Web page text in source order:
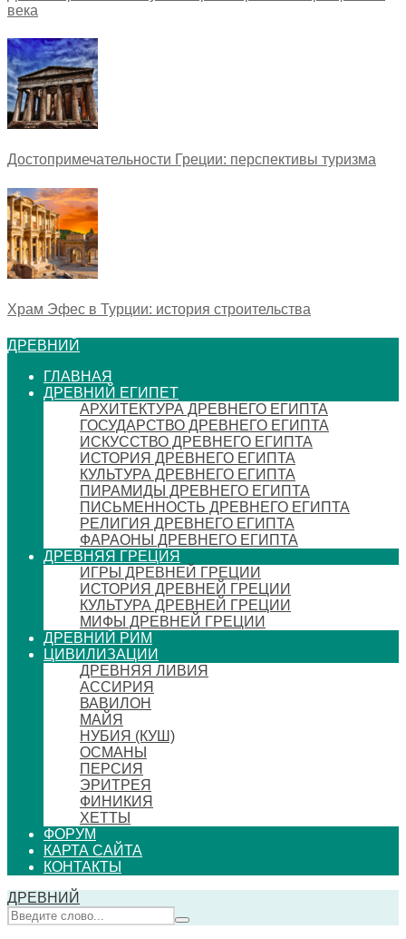
века
Достопримечательности Греции: перспективы туризма
Храм Эфес в Турции: история строительства
ДРЕВНИЙ
ГЛАВНАЯ
ДРЕВНИЙ ЕГИПЕТ
АРХИТЕКТУРА ДРЕВНЕГО ЕГИПТА
ГОСУДАРСТВО ДРЕВНЕГО ЕГИПТА
ИСКУССТВО ДРЕВНЕГО ЕГИПТА
ИСТОРИЯ ДРЕВНЕГО ЕГИПТА
КУЛЬТУРА ДРЕВНЕГО ЕГИПТА
ПИРАМИДЫ ДРЕВНЕГО ЕГИПТА
ПИСЬМЕННОСТЬ ДРЕВНЕГО ЕГИПТА
РЕЛИГИЯ ДРЕВНЕГО ЕГИПТА
ФАРАОНЫ ДРЕВНЕГО ЕГИПТА
ДРЕВНЯЯ ГРЕЦИЯ
ИГРЫ ДРЕВНЕЙ ГРЕЦИИ
ИСТОРИЯ ДРЕВНЕЙ ГРЕЦИИ
КУЛЬТУРА ДРЕВНЕЙ ГРЕЦИИ
МИФЫ ДРЕВНЕЙ ГРЕЦИИ
ДРЕВНИЙ РИМ
ЦИВИЛИЗАЦИИ
ДРЕВНЯЯ ЛИВИЯ
АССИРИЯ
ВАВИЛОН
МАЙЯ
НУБИЯ (КУШ)
ОСМАНЫ
ПЕРСИЯ
ЭРИТРЕЯ
ФИНИКИЯ
ХЕТТЫ
ФОРУМ
КАРТА САЙТА
КОНТАКТЫ
ДРЕВНИЙ